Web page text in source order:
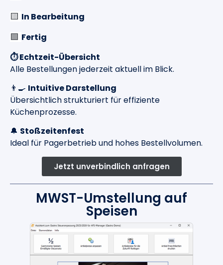
🟨 In Bearbeitung
🟩 Fertig
⏱️Echtzeit-Übersicht
Alle Bestellungen jederzeit aktuell im Blick.
👨‍🍳 Intuitive Darstellung
Übersichtlich strukturiert für effiziente
Küchenprozesse.
🔔 Stoßzeitenfest
Ideal für Pagerbetrieb und hohes Bestellvolumen.
Jetzt unverbindlich anfragen
MWST-Umstellung auf
Speisen